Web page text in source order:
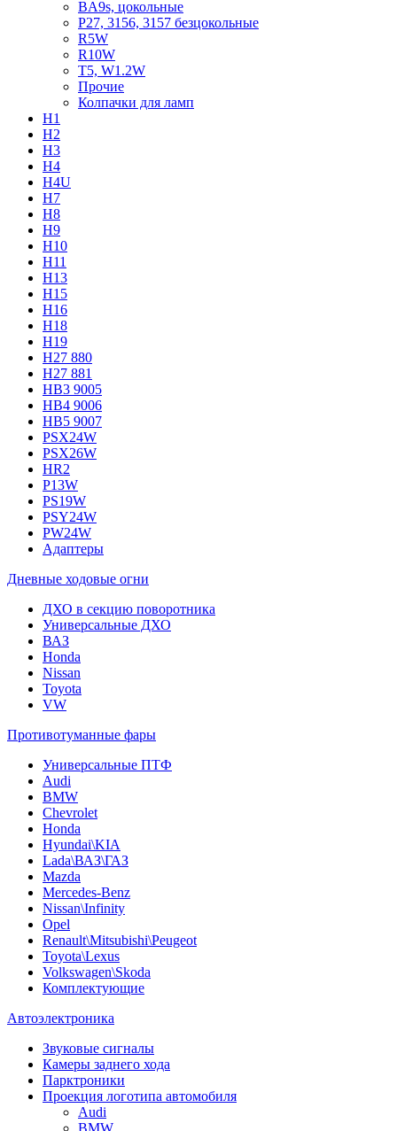
BA9s, цокольные
P27, 3156, 3157 безцокольные
R5W
R10W
T5, W1.2W
Прочие
Колпачки для ламп
H1
H2
H3
H4
H4U
H7
H8
H9
H10
H11
H13
H15
H16
H18
H19
H27 880
H27 881
HB3 9005
HB4 9006
HB5 9007
PSX24W
PSX26W
HR2
P13W
PS19W
PSY24W
PW24W
Адаптеры
Дневные ходовые огни
ДХО в секцию поворотника
Универсальные ДХО
ВАЗ
Honda
Nissan
Toyota
VW
Противотуманные фары
Универсальные ПТФ
Audi
BMW
Chevrolet
Honda
Hyundai\KIA
Lada\ВАЗ\ГАЗ
Mazda
Mercedes-Benz
Nissan\Infinity
Opel
Renault\Mitsubishi\Peugeot
Toyota\Lexus
Volkswagen\Skoda
Комплектующие
Автоэлектроника
Звуковые сигналы
Камеры заднего хода
Парктроники
Проекция логотипа автомобиля
Audi
BMW